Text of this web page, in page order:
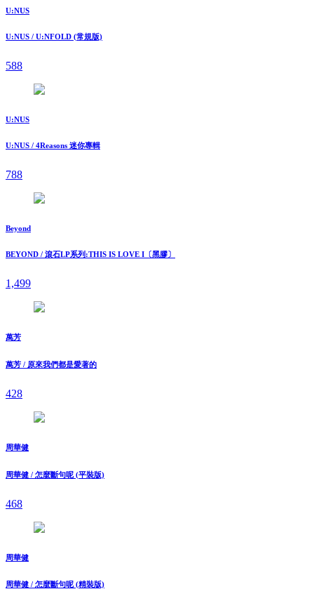
U:NUS
U:NUS / U:NFOLD (常規版)
588
U:NUS
U:NUS / 4Reasons 迷你專輯
788
Beyond
BEYOND / 滾石LP系列:THIS IS LOVE I〔黑膠〕
1,499
萬芳
萬芳 / 原來我們都是愛著的
428
周華健
周華健 / 怎麼斷句呢 (平裝版)
468
周華健
周華健 / 怎麼斷句呢 (精裝版)